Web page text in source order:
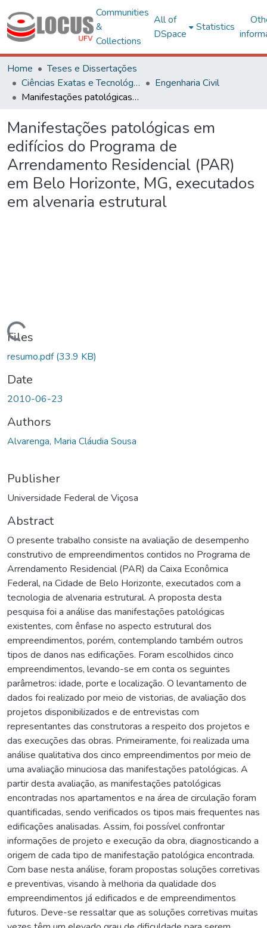
Communities
&
Collections
All of
DSpace
Statistics
Home
Teses e Dissertações
Ciências Exatas e Tecnológicas
Engenharia Civil
Manifestações patológicas em edifícios do Programa de Arrendamento Residencial (PAR) em Belo Horizonte, MG, executados em alvenaria estrutural
Manifestações patológicas em
edifícios do Programa de
Arrendamento Residencial (PAR)
em Belo Horizonte, MG, executados
em alvenaria estrutural
Files
resumo.pdf(33.9 KB)
Date
2010-06-23
Authors
Alvarenga, Maria Cláudia Sousa
Publisher
Universidade Federal de Viçosa
Abstract
O presente trabalho consiste na avaliação de desempenho
construtivo de empreendimentos contidos no Programa de
Arrendamento Residencial (PAR) da Caixa Econômica
Federal, na Cidade de Belo Horizonte, executados com a
tecnologia de alvenaria estrutural. A proposta desta
pesquisa foi a análise das manifestações patológicas
existentes, com ênfase no aspecto estrutural dos
empreendimentos, porém, contemplando também outros
tipos de danos nas edificações. Foram escolhidos cinco
empreendimentos, levando-se em conta os seguintes
parâmetros: idade, porte e localização. O levantamento de
dados foi realizado por meio de vistorias, de avaliação dos
projetos disponibilizados e de entrevistas com
representantes das construtoras a respeito dos projetos e
das execuções das obras. Primeiramente, foi realizada uma
análise qualitativa dos cinco empreendimentos por meio de
uma avaliação minuciosa das manifestações patológicas. A
partir desta avaliação, as manifestações patológicas
encontradas nos apartamentos e na área de circulação foram
quantificadas, sendo verificados os tipos mais frequentes nas
edificações analisadas. Assim, foi possível confrontar
informações de projeto e execução da obra, diagnosticando a
origem de cada tipo de manifestação patológica encontrada.
Com base nesta análise, foram propostas soluções corretivas
e preventivas, visando à melhoria da qualidade dos
empreendimentos já edificados e de empreendimentos
futuros. Deve-se ressaltar que as soluções corretivas muitas